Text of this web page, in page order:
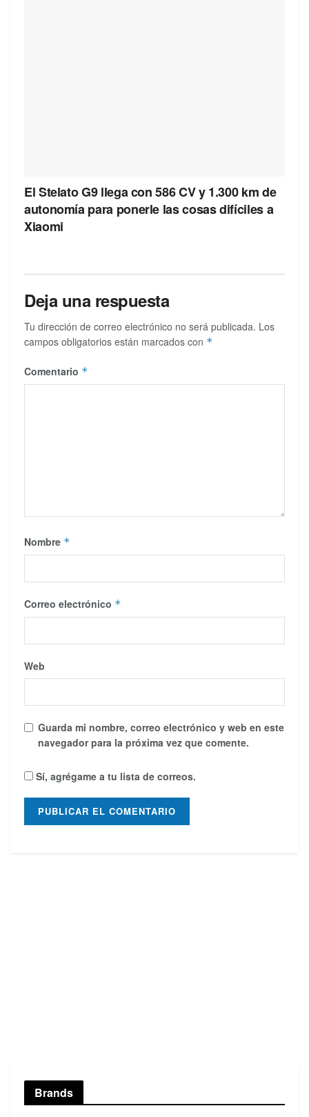
El Stelato G9 llega con 586 CV y 1.300 km de
autonomía para ponerle las cosas difíciles a
Xiaomi
Deja una respuesta
Tu dirección de correo electrónico no será publicada. Los
campos obligatorios están marcados con *
Comentario *
Nombre *
Correo electrónico *
Web
Guarda mi nombre, correo electrónico y web en este
navegador para la próxima vez que comente.
Sí, agrégame a tu lista de correos.
Brands